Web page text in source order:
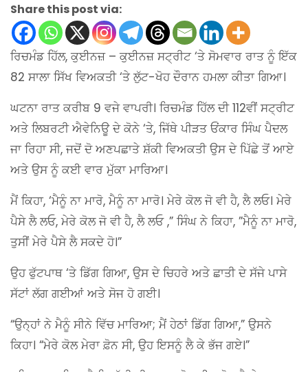
Share this post via:
ਰਿਚਮੰਡ ਹਿੱਲ, ਕੁਈਨਜ਼ – ਕੁਈਨਜ਼ ਸਟ੍ਰੀਟ ‘ਤੇ ਸੋਮਵਾਰ ਰਾਤ ਨੂੰ ਇੱਕ
82 ਸਾਲਾ ਸਿੱਖ ਵਿਅਕਤੀ ‘ਤੇ ਲੁੱਟ-ਖੋਹ ਦੌਰਾਨ ਹਮਲਾ ਕੀਤਾ ਗਿਆ।
ਘਟਨਾ ਰਾਤ ਕਰੀਬ 9 ਵਜੇ ਵਾਪਰੀ। ਰਿਚਮੰਡ ਹਿੱਲ ਦੀ 112ਵੀਂ ਸਟ੍ਰੀਟ
ਅਤੇ ਲਿਬਰਟੀ ਐਵੇਨਿਊ ਦੇ ਕੋਨੇ ‘ਤੇ, ਜਿੱਥੇ ਪੀੜਤ ਓਂਕਾਰ ਸਿੰਘ ਪੈਦਲ
ਜਾ ਰਿਹਾ ਸੀ, ਜਦੋਂ ਦੋ ਅਣਪਛਾਤੇ ਸ਼ੱਕੀ ਵਿਅਕਤੀ ਉਸ ਦੇ ਪਿੱਛੇ ਤੋਂ ਆਏ
ਅਤੇ ਉਸ ਨੂੰ ਕਈ ਵਾਰ ਮੁੱਕਾ ਮਾਰਿਆ।
ਮੈਂ ਕਿਹਾ, ‘ਮੈਨੂੰ ਨਾ ਮਾਰੋ, ਮੈਨੂੰ ਨਾ ਮਾਰੋ। ਮੇਰੇ ਕੋਲ ਜੋ ਵੀ ਹੈ, ਲੈ ਲਓ। ਮੇਰੇ
ਪੈਸੇ ਲੈ ਲਓ, ਮੇਰੇ ਕੋਲ ਜੋ ਵੀ ਹੈ, ਲੈ ਲਓ ,” ਸਿੰਘ ਨੇ ਕਿਹਾ, ”ਮੈਨੂੰ ਨਾ ਮਾਰੋ,
ਤੁਸੀਂ ਮੇਰੇ ਪੈਸੇ ਲੈ ਸਕਦੇ ਹੋ।”
ਉਹ ਫੁੱਟਪਾਥ ‘ਤੇ ਡਿੱਗ ਗਿਆ, ਉਸ ਦੇ ਚਿਹਰੇ ਅਤੇ ਛਾਤੀ ਦੇ ਸੱਜੇ ਪਾਸੇ
ਸੱਟਾਂ ਲੱਗ ਗਈਆਂ ਅਤੇ ਸੋਜ ਹੋ ਗਈ।
“ਉਨ੍ਹਾਂ ਨੇ ਮੈਨੂੰ ਸੀਨੇ ਵਿੱਚ ਮਾਰਿਆ; ਮੈਂ ਹੇਠਾਂ ਡਿੱਗ ਗਿਆ,” ਉਸਨੇ
ਕਿਹਾ। “ਮੇਰੇ ਕੋਲ ਮੇਰਾ ਫ਼ੋਨ ਸੀ, ਉਹ ਇਸਨੂੰ ਲੈ ਕੇ ਭੱਜ ਗਏ।”